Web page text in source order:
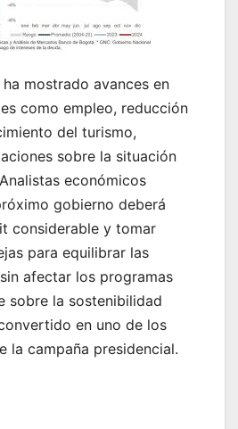
mostrado avances en
como empleo, reducción
del turismo,
sobre la situación
económicos
gobierno deberá
considerable y tomar
para equilibrar las
afectar los programas
sobre la sostenibilidad
en uno de los
la campaña presidencial.